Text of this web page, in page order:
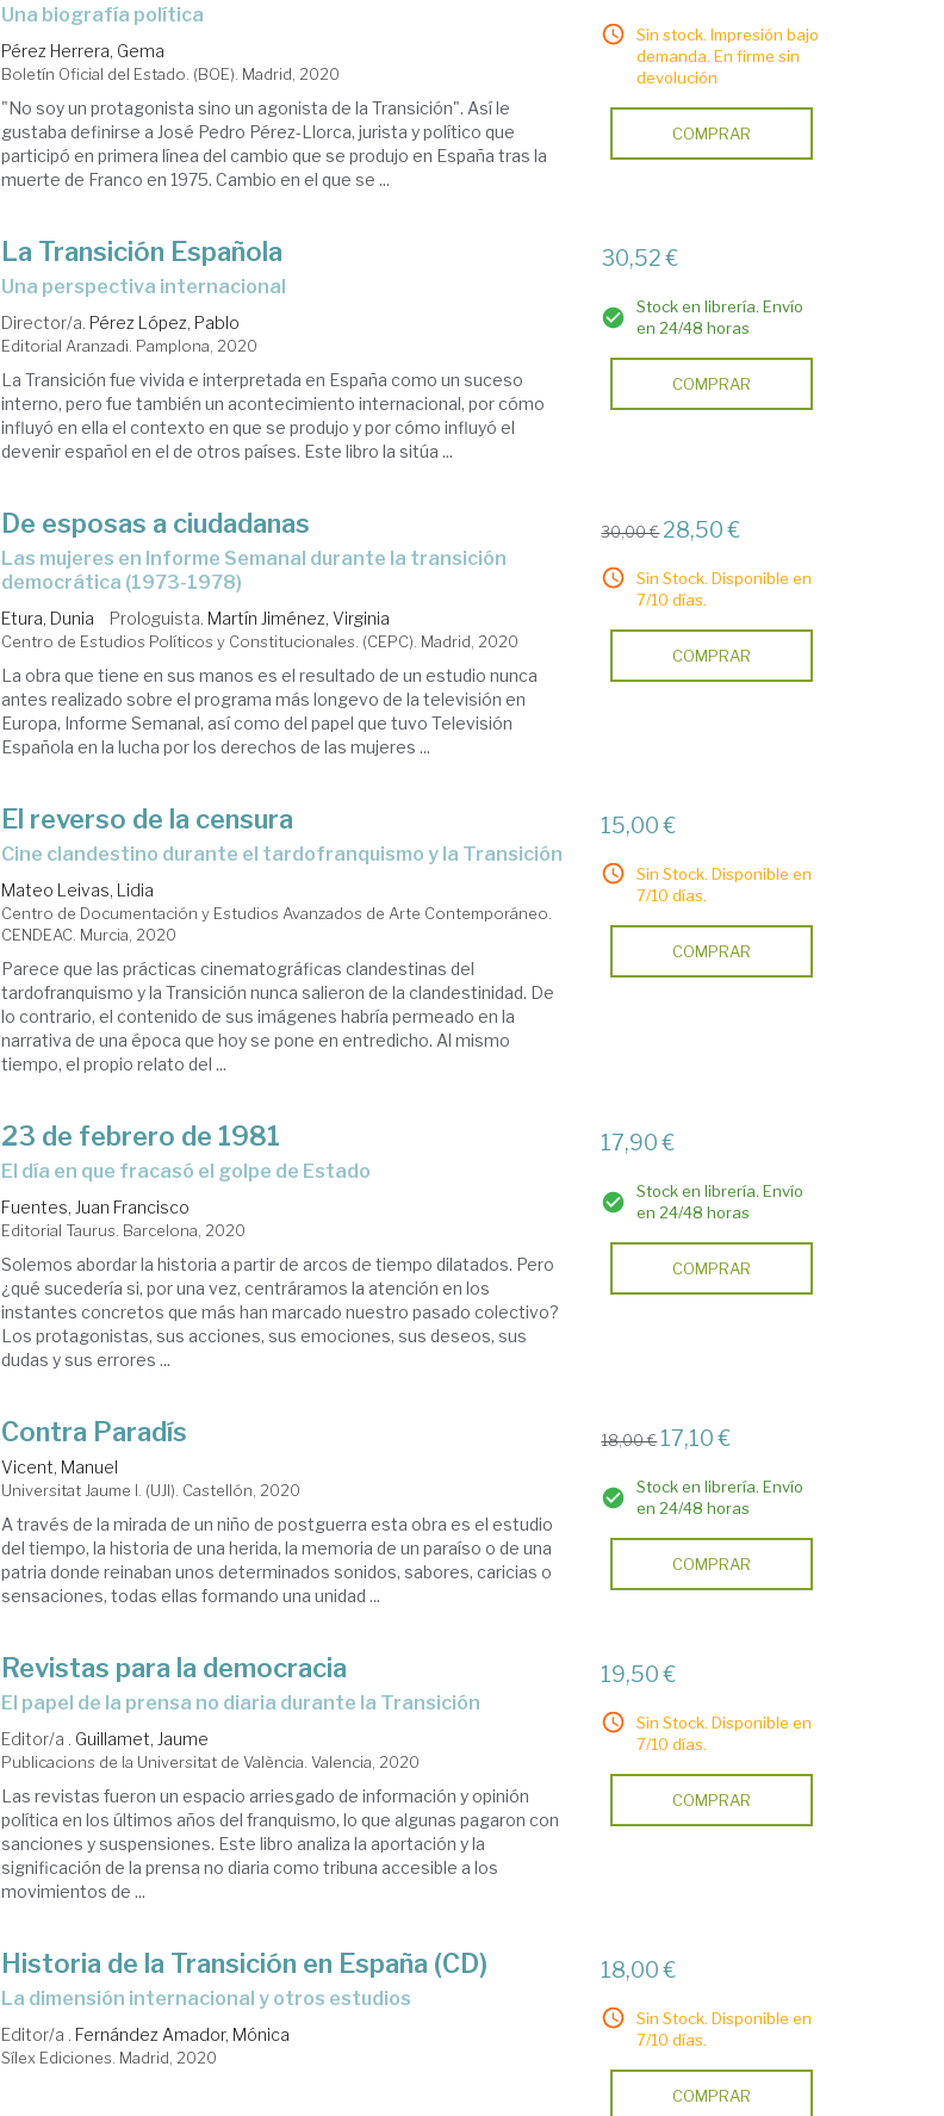
una biografía política
Pérez Herrera, Gema
Boletín Oficial del Estado. (BOE). Madrid, 2020
"No soy un protagonista sino un agonista de la Transición". Así le
gustaba definirse a José Pedro Pérez-Llorca, jurista y político que
participó en primera línea del cambio que se produjo en España tras la
muerte de Franco en 1975. Cambio en el que se ...
Sin stock. Impresión bajo
demanda. En firme sin
devolución
COMPRAR
La Transición Española
una perspectiva internacional
Director/a. Pérez López, Pablo
Editorial Aranzadi. Pamplona, 2020
La Transición fue vivida e interpretada en España como un suceso
interno, pero fue también un acontecimiento internacional, por cómo
influyó en ella el contexto en que se produjo y por cómo influyó el
devenir español en el de otros países. Este libro la sitúa ...
30,52 €
Stock en librería. Envío
en 24/48 horas
COMPRAR
De esposas a ciudadanas
las mujeres en Informe Semanal durante la transición
democrática (1973-1978)
Etura, Dunia Prologuista. Martín Jiménez, Virginia
Centro de Estudios Políticos y Constitucionales. (CEPC). Madrid, 2020
La obra que tiene en sus manos es el resultado de un estudio nunca
antes realizado sobre el programa más longevo de la televisión en
Europa, Informe Semanal, así como del papel que tuvo Televisión
Española en la lucha por los derechos de las mujeres ...
30,00 € 28,50 €
Sin Stock. Disponible en
7/10 días.
COMPRAR
El reverso de la censura
Cine clandestino durante el tardofranquismo y la Transición
Mateo Leivas, Lidia
Centro de Documentación y Estudios Avanzados de Arte Contemporáneo.
CENDEAC. Murcia, 2020
Parece que las prácticas cinematográficas clandestinas del
tardofranquismo y la Transición nunca salieron de la clandestinidad. De
lo contrario, el contenido de sus imágenes habría permeado en la
narrativa de una época que hoy se pone en entredicho. Al mismo
tiempo, el propio relato del ...
15,00 €
Sin Stock. Disponible en
7/10 días.
COMPRAR
23 de febrero de 1981
El día en que fracasó el golpe de Estado
Fuentes, Juan Francisco
Editorial Taurus. Barcelona, 2020
Solemos abordar la historia a partir de arcos de tiempo dilatados. Pero
¿qué sucedería si, por una vez, centráramos la atención en los
instantes concretos que más han marcado nuestro pasado colectivo?
Los protagonistas, sus acciones, sus emociones, sus deseos, sus
dudas y sus errores ...
17,90 €
Stock en librería. Envío
en 24/48 horas
COMPRAR
Contra Paradís
Vicent, Manuel
Universitat Jaume I. (UJI). Castellón, 2020
A través de la mirada de un niño de postguerra esta obra es el estudio
del tiempo, la historia de una herida, la memoria de un paraíso o de una
patria donde reinaban unos determinados sonidos, sabores, caricias o
sensaciones, todas ellas formando una unidad ...
18,00 € 17,10 €
Stock en librería. Envío
en 24/48 horas
COMPRAR
Revistas para la democracia
el papel de la prensa no diaria durante la Transición
Editor/a . Guillamet, Jaume
Publicacions de la Universitat de València. Valencia, 2020
Las revistas fueron un espacio arriesgado de información y opinión
política en los últimos años del franquismo, lo que algunas pagaron con
sanciones y suspensiones. Este libro analiza la aportación y la
significación de la prensa no diaria como tribuna accesible a los
movimientos de ...
19,50 €
Sin Stock. Disponible en
7/10 días.
COMPRAR
Historia de la Transición en España (CD)
La dimensión internacional y otros estudios
Editor/a . Fernández Amador, Mónica
Sílex Ediciones. Madrid, 2020
18,00 €
Sin Stock. Disponible en
7/10 días.
COMPRAR